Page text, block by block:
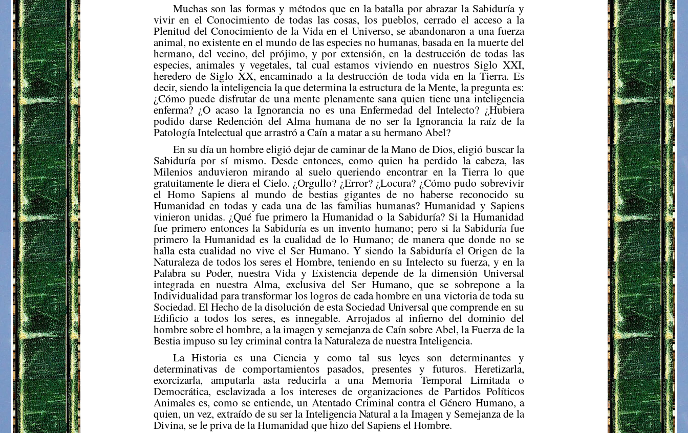
Muchas son las formas y métodos que en la batalla por abrazar la Sabiduría y
vivir en el Conocimiento de todas las cosas, los pueblos, cerrado el acceso a la
Plenitud del Conocimiento de la Vida en el Universo, se abandonaron a una fuerza
animal, no existente en el mundo de las especies no humanas, basada en la muerte del
hermano, del vecino, del prójimo, y por extensión, en la destrucción de todas las
especies, animales y vegetales, tal cual estamos viviendo en nuestros Siglo XXI,
heredero de Siglo XX, encaminado a la destrucción de toda vida en la Tierra. Es
decir, siendo la inteligencia la que determina la estructura de la Mente, la pregunta es:
¿Cómo puede disfrutar de una mente plenamente sana quien tiene una inteligencia
enferma? ¿O acaso la Ignorancia no es una Enfermedad del Intelecto? ¿Hubiera
podido darse Redención del Alma humana de no ser la Ignorancia la raíz de la
Patología Intelectual que arrastró a Caín a matar a su hermano Abel?
En su día un hombre eligió dejar de caminar de la Mano de Dios, eligió buscar la
Sabiduría por sí mismo. Desde entonces, como quien ha perdido la cabeza, las
Milenios anduvieron mirando al suelo queriendo encontrar en la Tierra lo que
gratuitamente le diera el Cielo. ¿Orgullo? ¿Error? ¿Locura? ¿Cómo pudo sobrevivir
el Homo Sapiens al mundo de bestias gigantes de no haberse reconocido su
Humanidad en todas y cada una de las familias humanas? Humanidad y Sapiens
vinieron unidas. ¿Qué fue primero la Humanidad o la Sabiduría? Si la Humanidad
fue primero entonces la Sabiduría es un invento humano; pero si la Sabiduría fue
primero la Humanidad es la cualidad de lo Humano; de manera que donde no se
halla esta cualidad no vive el Ser Humano. Y siendo la Sabiduría el Origen de la
Naturaleza de todos los seres el Hombre, teniendo en su Intelecto su fuerza, y en la
Palabra su Poder, nuestra Vida y Existencia depende de la dimensión Universal
integrada en nuestra Alma, exclusiva del Ser Humano, que se sobrepone a la
Individualidad para transformar los logros de cada hombre en una victoria de toda su
Sociedad. El Hecho de la disolución de esta Sociedad Universal que comprende en su
Edificio a todos los seres, es innegable. Arrojados al infierno del dominio del
hombre sobre el hombre, a la imagen y semejanza de Caín sobre Abel, la Fuerza de la
Bestia impuso su ley criminal contra la Naturaleza de nuestra Inteligencia.
La Historia es una Ciencia y como tal sus leyes son determinantes y
determinativas de comportamientos pasados, presentes y futuros. Heretizarla,
exorcizarla, amputarla asta reducirla a una Memoria Temporal Limitada o
Democrática, esclavizada a los intereses de organizaciones de Partidos Políticos
Animales es, como se entiende, un Atentado Criminal contra el Género Humano, a
quien, un vez, extraído de su ser la Inteligencia Natural a la Imagen y Semejanza de la
Divina, se le priva de la Humanidad que hizo del Sapiens el Hombre.